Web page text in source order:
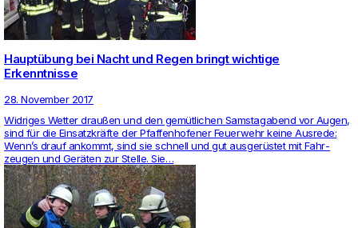
Hauptübung bei Nacht und Regen bringt wichtige
Erkenntnisse
28. November 2017
Wid­riges Wetter draußen und den gemütli­chen Sams­tag­abend vor Augen,
sind für die Ein­satzkräfte der Pfaf­fen­ho­fener Feu­er­wehr keine Aus­rede:
Wenn’s drauf ankommt, sind sie schnell und gut ausgerüstet mit Fahr­
zeugen und Geräten zur Stelle. Sie…